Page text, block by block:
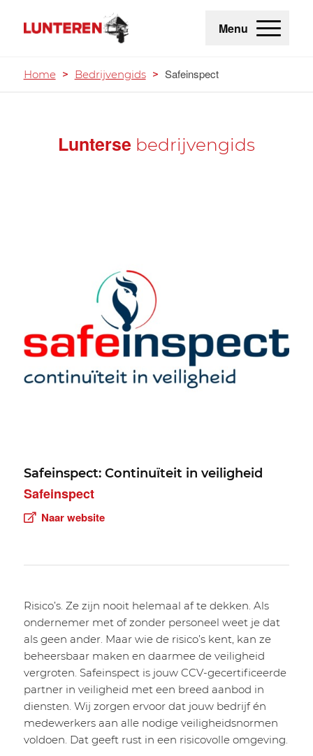
Menu
Home > Bedrijvengids > Safeinspect
Lunterse bedrijvengids
Safeinspect: Continuïteit in veiligheid
Safeinspect
Naar website
Risico’s. Ze zijn nooit helemaal af te dekken. Als
ondernemer met of zonder personeel weet je dat
als geen ander. Maar wie de risico’s kent, kan ze
beheersbaar maken en daarmee de veiligheid
vergroten. Safeinspect is jouw CCV-gecertificeerde
partner in veiligheid met een breed aanbod in
diensten. Wij zorgen ervoor dat jouw bedrijf én
medewerkers aan alle nodige veiligheidsnormen
voldoen. Dat geeft rust in een risicovolle omgeving.